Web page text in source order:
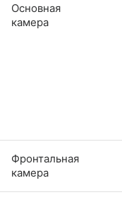
Основная
камера
Фронтальная
камера